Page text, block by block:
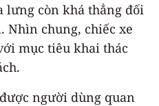
lưng còn khá thẳng đối
Nhìn chung, chiếc xe
mục tiêu khai thác
người dùng quan